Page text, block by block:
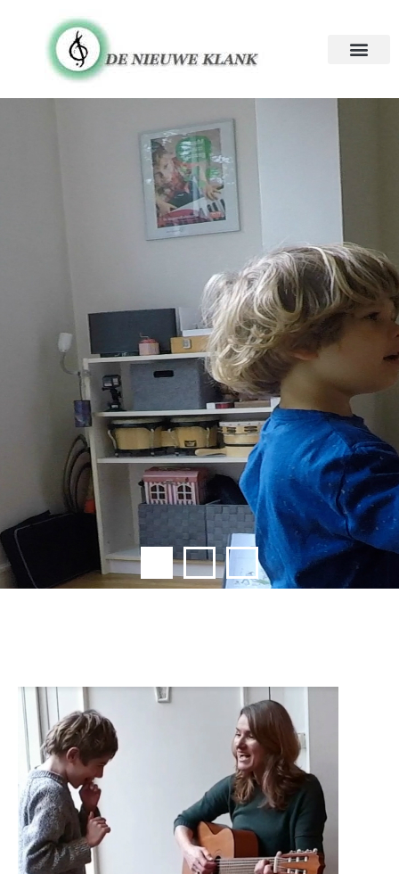
EenVandaag
Bekijk de video